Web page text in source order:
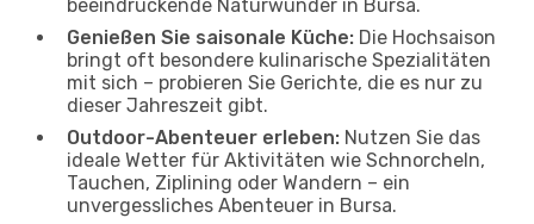
beeindruckende Naturwunder in Bursa.
Genießen Sie saisonale Küche: Die Hochsaison
bringt oft besondere kulinarische Spezialitäten
mit sich – probieren Sie Gerichte, die es nur zu
dieser Jahreszeit gibt.
Outdoor-Abenteuer erleben: Nutzen Sie das
ideale Wetter für Aktivitäten wie Schnorcheln,
Tauchen, Ziplining oder Wandern – ein
unvergessliches Abenteuer in Bursa.